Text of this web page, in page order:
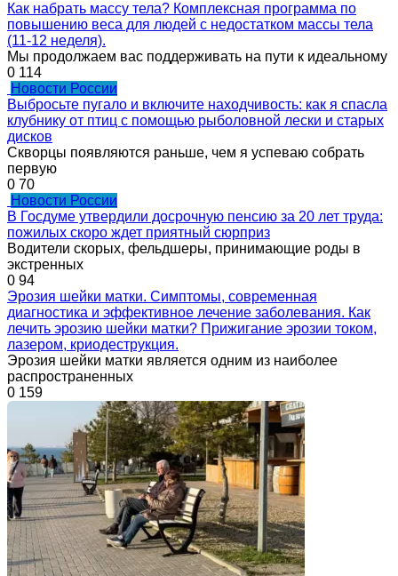
Как набрать массу тела? Комплексная программа по
повышению веса для людей с недостатком массы тела
(11-12 неделя).
Мы продолжаем вас поддерживать на пути к идеальному
0 114
Новости России
Выбросьте пугало и включите находчивость: как я спасла
клубнику от птиц с помощью рыболовной лески и старых
дисков
Скворцы появляются раньше, чем я успеваю собрать
первую
0 70
Новости России
В Госдуме утвердили досрочную пенсию за 20 лет труда:
пожилых скоро ждет приятный сюрприз
Водители скорых, фельдшеры, принимающие роды в
экстренных
0 94
Эрозия шейки матки. Симптомы, современная
диагностика и эффективное лечение заболевания. Как
лечить эрозию шейки матки? Прижигание эрозии током,
лазером, криодеструкция.
Эрозия шейки матки является одним из наиболее
распространенных
0 159